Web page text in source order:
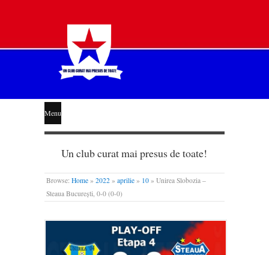
STEAUA
LIBERĂ
Menu
Un club curat mai presus de toate!
Browse: Home » 2022 » aprilie » 10 » Unirea Slobozia –
Steaua București, 0-0 (0-0)